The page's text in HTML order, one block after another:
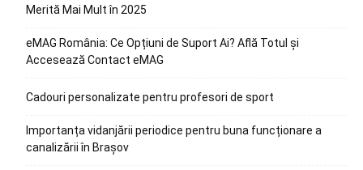
Merită Mai Mult în 2025
eMAG România: Ce Opțiuni de Suport Ai? Află Totul și
Accesează Contact eMAG
Cadouri personalizate pentru profesori de sport
Importanța vidanjării periodice pentru buna funcționare a
canalizării în Brașov